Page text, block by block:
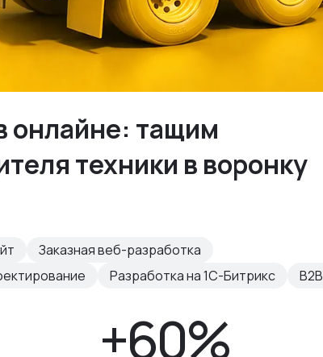
онлайне: тащим
техники в воронку
Заказная веб-разработка
Разработка на 1С-Битрикс B2B
+60%